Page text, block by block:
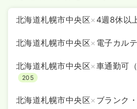
北海道札幌市中央区× 4週8休以
北海道札幌市中央区× 電子カル
北海道札幌市中央区×車通勤可
205
北海道札幌市中央区× ブランク